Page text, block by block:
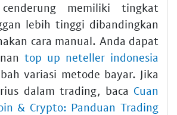
cenderung memiliki tingkat
lebih tinggi dibandingkan
cara manual. Anda dapat
top up neteller indonesia
variasi metode bayar. Jika
dalam trading, baca Cuan
& Crypto: Panduan Trading